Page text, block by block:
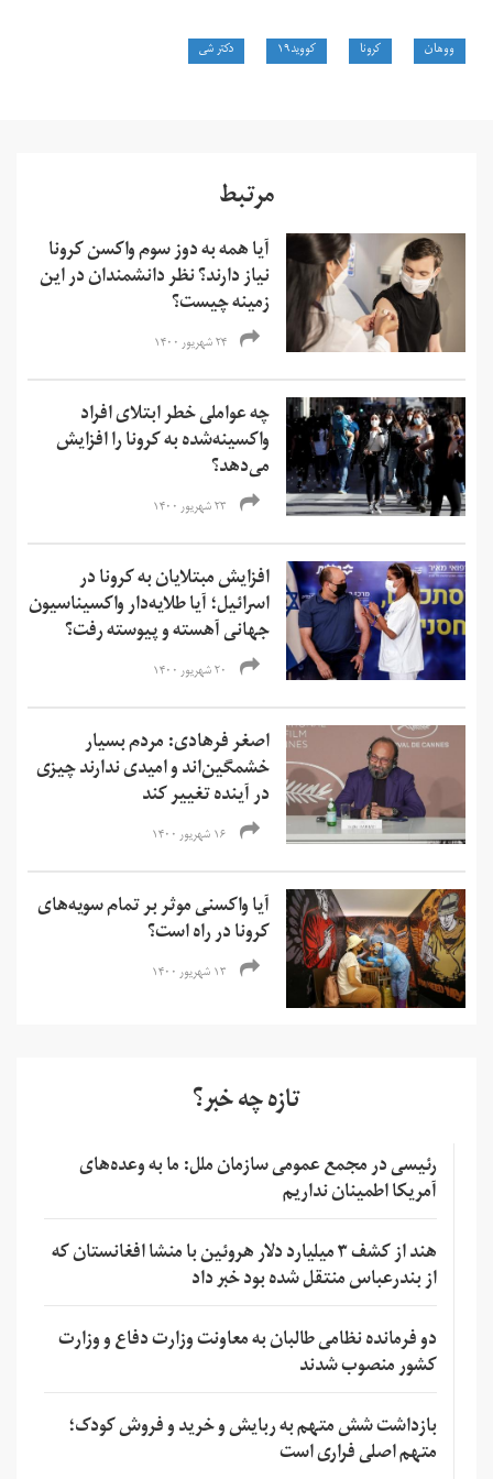
ووهان کرونا کووید۱۹ دکتر شی
مرتبط
آیا همه به دوز سوم واکسن کرونا
نیاز دارند؟ نظر دانشمندان در این
زمینه چیست؟
۲۴ شهریور ۱۴۰۰
چه عواملی خطر ابتلای افراد
واکسینه‌شده به کرونا را افزایش
می‌دهد؟
۲۳ شهریور ۱۴۰۰
افزایش مبتلایان به کرونا در
اسرائیل؛ آیا طلایه‌دار واکسیناسیون
جهانی آهسته و پیوسته رفت؟
۲۰ شهریور ۱۴۰۰
اصغر فرهادی: مردم بسیار
خشمگین‌‌اند و امیدی ندارند چیزی
در آینده تغییر کند
۱۶ شهریور ۱۴۰۰
آیا واکسنی موثر بر تمام سویه‌های
کرونا در راه است؟
۱۳ شهریور ۱۴۰۰
تازه چه خبر؟
رئیسی در مجمع عمومی سازمان ملل: ما به وعده‌های
آمریکا اطمینان نداریم
هند از کشف ۳ میلیارد دلار هروئین با منشا افغانستان که
از بندرعباس منتقل شده بود خبر داد
دو فرمانده نظامی طالبان به معاونت وزارت دفاع و وزارت
کشور منصوب شدند
بازداشت شش متهم به ربایش و خرید و فروش کودک؛
متهم اصلی فراری است